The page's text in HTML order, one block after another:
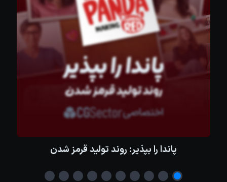
پاندا را بپذیر: روند تولید قرمز شدن